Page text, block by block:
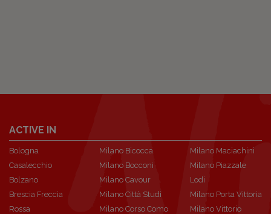
ACTIVE IN
Bologna
Casalecchio
Bolzano
Brescia Freccia
Rossa
Milano Bicocca
Milano Bocconi
Milano Cavour
Milano Città Studi
Milano Corso Como
Milano Maciachini
Milano Piazzale
Lodi
Milano Porta Vittoria
Milano Vittorio